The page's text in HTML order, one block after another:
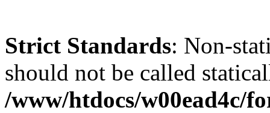
Strict Standards: Non-
should not be called
/www/htdocs/w00ead4c/